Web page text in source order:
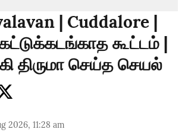
| Cuddalore |
கூட்டம் |
திருமா செய்த செயல்
2026, 11:28 am